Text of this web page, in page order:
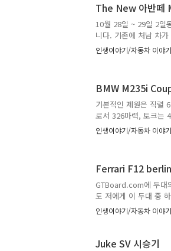
소에 갔습니다. 가는
습니다. 덕분에 편하게
적는 것으로 하고... 어
The New 아반떼
10월 28일 ~ 29일 2일
니다. 기존에 처남 차
그 차와 비교할 수 있기
본 것은 아니지만, 야
아반떼에서 크게 바뀐
국내에서 가장 많이 팔
라서 길거리에서도 많
인생이야기/자동차 이야기
BMW M235i
기본적인 제원은 직렬
로서 326마력, 토크는
요. 직분사 시스템의 엔
탑재되네요. 자동 미션
12.34km/l 인데... M
단하네요 ㅎㅎ 정확하
단 자동일 경우에는
인생이야기/자동차 이야기
Ferrari F12
GTBoard.com에 두대
도 저에게 이 두대 중
거 같습니다. 슈퍼카급
인생이야기/자동차 이야기
Juke SV 시승기